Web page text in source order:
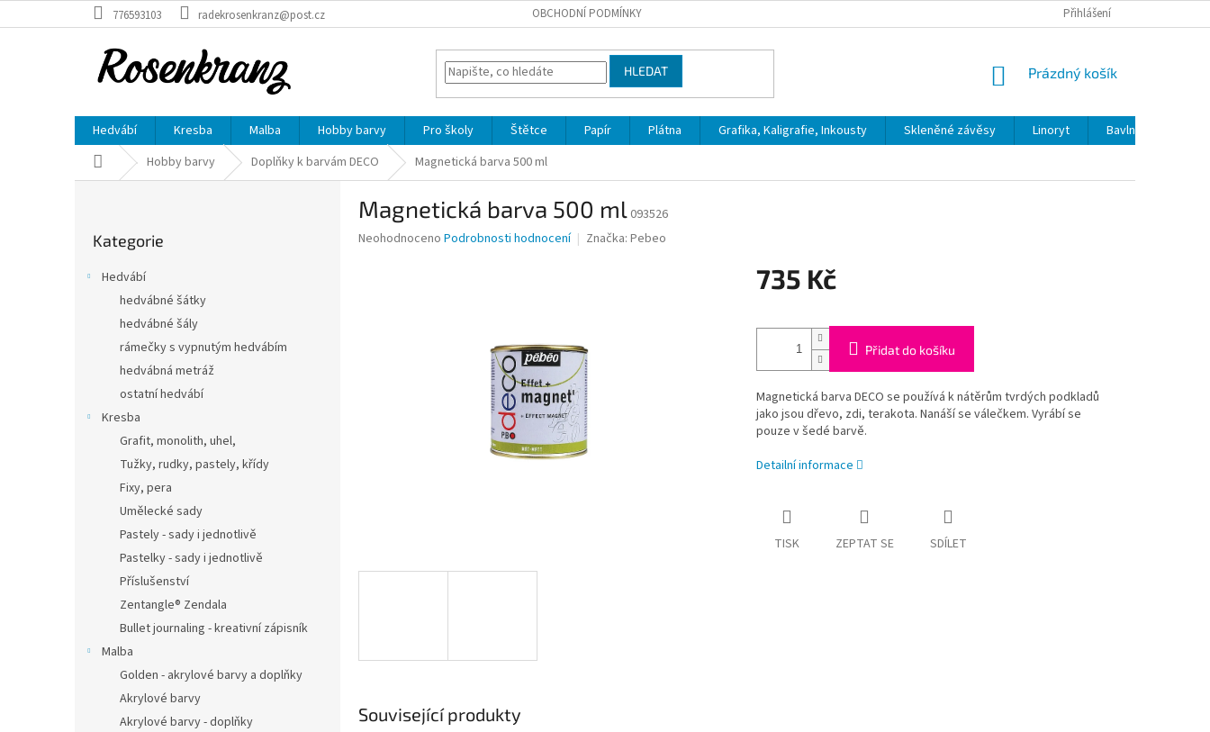
na
776593103 radekrosenkranz@post.cz OBCHODNÍ PODMÍNKY Přihlášení
HLEDAT
NÁKUPNÍ
Prázdný košík
Hedvábí Kresba Malba Hobby barvy Pro školy Štětce Papír Plátna Grafika, Kaligrafie, Inkousty Skleněné závěsy Linoryt Bavlna
Domů Hobby barvy Doplňky k barvám DECO Magnetická barva 500 ml
kategorie
Kategorie
Hedvábí
hedvábné šátky
hedvábné šály
rámečky s vypnutým hedvábím
hedvábná metráž
ostatní hedvábí
Kresba
Grafit, monolith, uhel,
Tužky, rudky, pastely, křídy
Fixy, pera
Umělecké sady
Pastely - sady i jednotlivě
Pastelky - sady i jednotlivě
Příslušenství
Zentangle® Zendala
Bullet journaling - kreativní zápisník
Malba
Golden - akrylové barvy a doplňky
Akrylové barvy
Akrylové barvy - doplňky
Magnetická barva 500 ml 093526
Průměrné
Neohodnoceno Podrobnosti hodnocení Značka: Pebeo
735 Kč
cena:
Přidat do košíku
Magnetická barva DECO se používá k nátěrům tvrdých podkladů
jako jsou dřevo, zdi, terakota. Nanáší se válečkem. Vyrábí se
pouze v šedé barvě.
Detailní informace
TISK ZEPTAT SE SDÍLET
Související produkty